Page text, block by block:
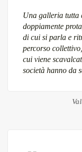
Una galleria tutta
doppiamente
di cui si parla e
percorso
cui viene
società hanno da